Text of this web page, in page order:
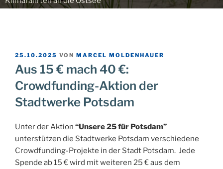
VERÖFFENTLICHT
AM
25.10.2025 VON MARCEL MOLDENHAUER
Aus 15 € mach 40 €:
Crowdfunding-Aktion der
Stadtwerke Potsdam
Unter der Aktion “Unsere 25 für Potsdam”
unterstützen die Stadtwerke Potsdam verschiedene
Crowdfunding-Projekte in der Stadt Potsdam. Jede
Spende ab 15 € wird mit weiteren 25 € aus dem